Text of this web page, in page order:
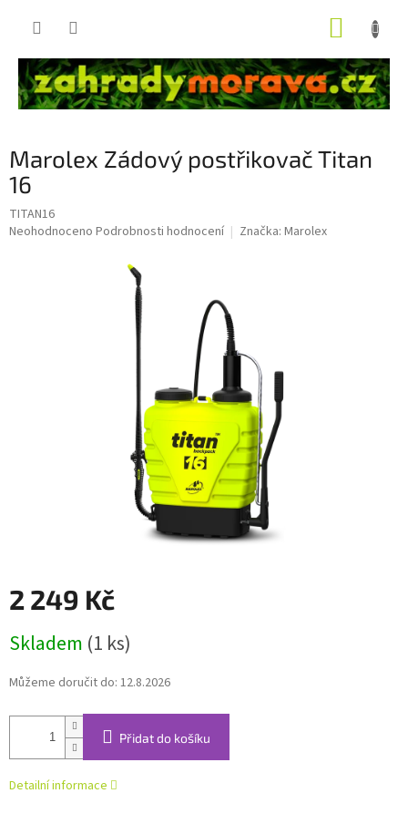
Marolex Zádový postřikovač Titan
16
TITAN16
Průměrné
Neohodnoceno Podrobnosti hodnocení Značka: Marolex
2 249 Kč
cena:
Skladem (1 ks)
Můžeme doručit do: 12.8.2026
Přidat do košíku
Detailní informace